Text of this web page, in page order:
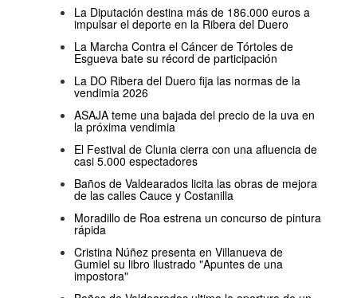
La Diputación destina más de 186.000 euros a
impulsar el deporte en la Ribera del Duero
La Marcha Contra el Cáncer de Tórtoles de
Esgueva bate su récord de participación
La DO Ribera del Duero fija las normas de la
vendimia 2026
ASAJA teme una bajada del precio de la uva en
la próxima vendimia
El Festival de Clunia cierra con una afluencia de
casi 5.000 espectadores
Baños de Valdearados licita las obras de mejora
de las calles Cauce y Costanilla
Moradillo de Roa estrena un concurso de pintura
rápida
Cristina Núñez presenta en Villanueva de
Gumiel su libro ilustrado "Apuntes de una
impostora"